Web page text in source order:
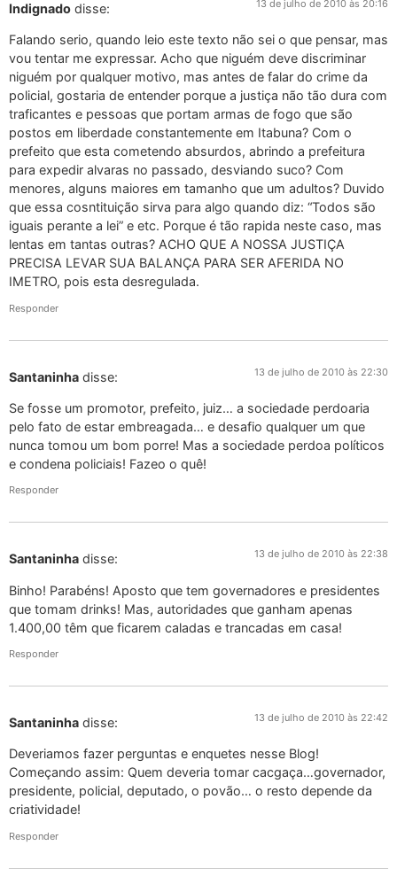
Indignado disse: 13 de julho de 2010 às 20:16
Falando serio, quando leio este texto não sei o que pensar, mas
vou tentar me expressar. Acho que niguém deve discriminar
niguém por qualquer motivo, mas antes de falar do crime da
policial, gostaria de entender porque a justiça não tão dura com
traficantes e pessoas que portam armas de fogo que são
postos em liberdade constantemente em Itabuna? Com o
prefeito que esta cometendo absurdos, abrindo a prefeitura
para expedir alvaras no passado, desviando suco? Com
menores, alguns maiores em tamanho que um adultos? Duvido
que essa cosntituição sirva para algo quando diz: “Todos são
iguais perante a lei” e etc. Porque é tão rapida neste caso, mas
lentas em tantas outras? ACHO QUE A NOSSA JUSTIÇA
PRECISA LEVAR SUA BALANÇA PARA SER AFERIDA NO
IMETRO, pois esta desregulada.
Responder
Santaninha disse: 13 de julho de 2010 às 22:30
Se fosse um promotor, prefeito, juiz… a sociedade perdoaria
pelo fato de estar embreagada… e desafio qualquer um que
nunca tomou um bom porre! Mas a sociedade perdoa políticos
e condena policiais! Fazeo o quê!
Responder
Santaninha disse: 13 de julho de 2010 às 22:38
Binho! Parabéns! Aposto que tem governadores e presidentes
que tomam drinks! Mas, autoridades que ganham apenas
1.400,00 têm que ficarem caladas e trancadas em casa!
Responder
Santaninha disse: 13 de julho de 2010 às 22:42
Deveriamos fazer perguntas e enquetes nesse Blog!
Começando assim: Quem deveria tomar cacgaça…governador,
presidente, policial, deputado, o povão… o resto depende da
criatividade!
Responder